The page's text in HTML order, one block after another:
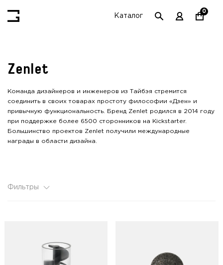
Каталог
0
Zenlet
Команда дизайнеров и инженеров из Тайбэя стремится
соединить в своих товарах простоту философии «Дзен» и
привычную функциональность. Бренд Zenlet родился в 2014 году
при поддержке более 6500 сторонников на Kickstarter.
Большинство проектов Zenlet получили международные
награды в области дизайна.
Фильтры